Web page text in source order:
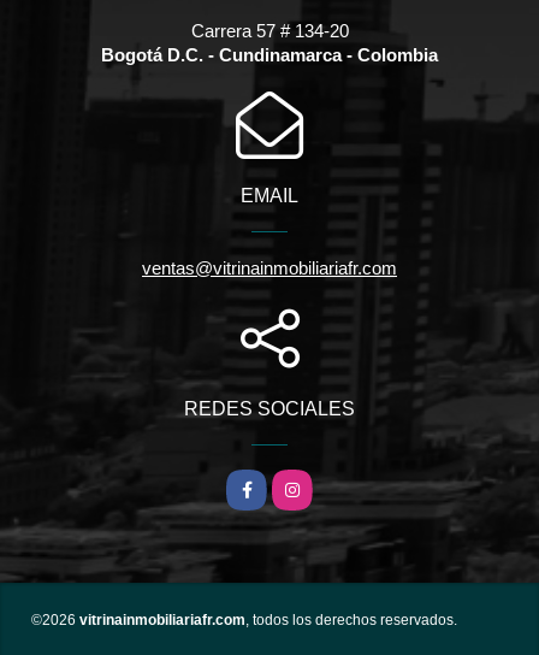
Carrera 57 # 134-20
Bogotá D.C. - Cundinamarca - Colombia
EMAIL
ventas@vitrinainmobiliariafr.com
REDES SOCIALES
FacebookInstagram
©2026 vitrinainmobiliariafr.com, todos los derechos reservados.